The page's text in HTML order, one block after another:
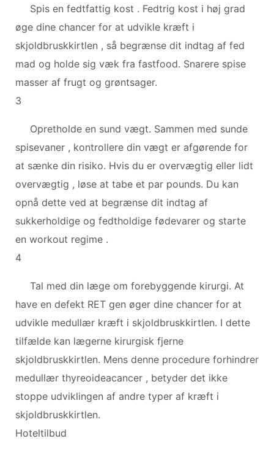
Spis en fedtfattig kost . Fedtrig kost i høj grad
øge dine chancer for at udvikle kræft i
skjoldbruskkirtlen , så begrænse dit indtag af fed
mad og holde sig væk fra fastfood. Snarere spise
masser af frugt og grøntsager.
3
Opretholde en sund vægt. Sammen med sunde
spisevaner , kontrollere din vægt er afgørende for
at sænke din risiko. Hvis du er overvægtig eller lidt
overvægtig , løse at tabe et par pounds. Du kan
opnå dette ved at begrænse dit indtag af
sukkerholdige og fedtholdige fødevarer og starte
en workout regime .
4
Tal med din læge om forebyggende kirurgi. At
have en defekt RET gen øger dine chancer for at
udvikle medullær kræft i skjoldbruskkirtlen. I dette
tilfælde kan lægerne kirurgisk fjerne
skjoldbruskkirtlen. Mens denne procedure forhindrer
medullær thyreoideacancer , betyder det ikke
stoppe udviklingen af andre typer af kræft i
skjoldbruskkirtlen.
Hoteltilbud